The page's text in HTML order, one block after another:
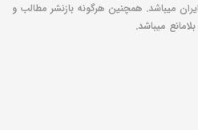
میباشد. همچنین هرگونه بازنشر مطالب و
میباشد.